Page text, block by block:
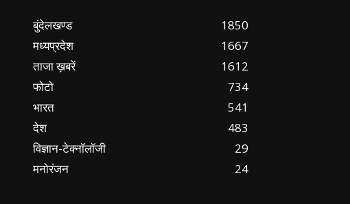
बुंदेलखण्ड
1850
मध्यप्रदेश
1667
ताजा ख़बरें
1612
फोटो
734
भारत
541
देश
483
विज्ञान-टेक्नॉलॉजी
29
मनोरंजन
24